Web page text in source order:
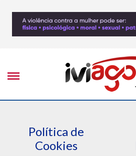
Política de
Cookies